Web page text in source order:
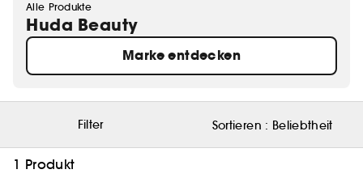
Alle Produkte
Huda Beauty
Marke entdecken
Filter Sortieren : Beliebtheit
1 Produkt